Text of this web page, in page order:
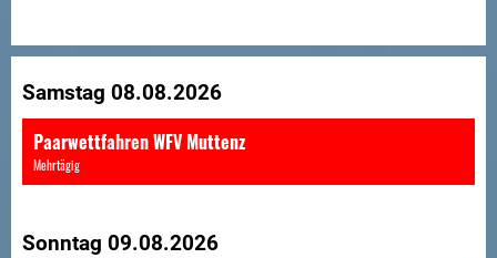
Samstag 08.08.2026
Paarwettfahren WFV Muttenz
Mehrtägig
Sonntag 09.08.2026